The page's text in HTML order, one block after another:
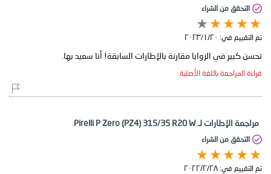
التحقق من الشراء
تم التقييم في: ٢٠‏/١‏/٢٠٢٣
تحسن كبير في الزوايا مقارنة بالإطارات السابقة! أنا سعيد بها.
قراءة المراجعة باللغة الأصلية
مراجعة الإطارات لـ Pirelli P Zero (PZ4) 315/35 R20 W
التحقق من الشراء
تم التقييم في: ٢٨‏/٢‏/٢٠٢٢